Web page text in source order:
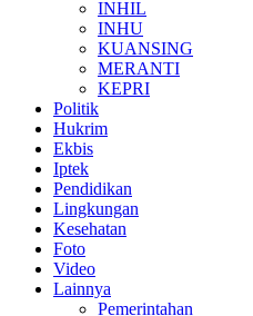
INHIL
INHU
KUANSING
MERANTI
KEPRI
Politik
Hukrim
Ekbis
Iptek
Pendidikan
Lingkungan
Kesehatan
Foto
Video
Lainnya
Pemerintahan